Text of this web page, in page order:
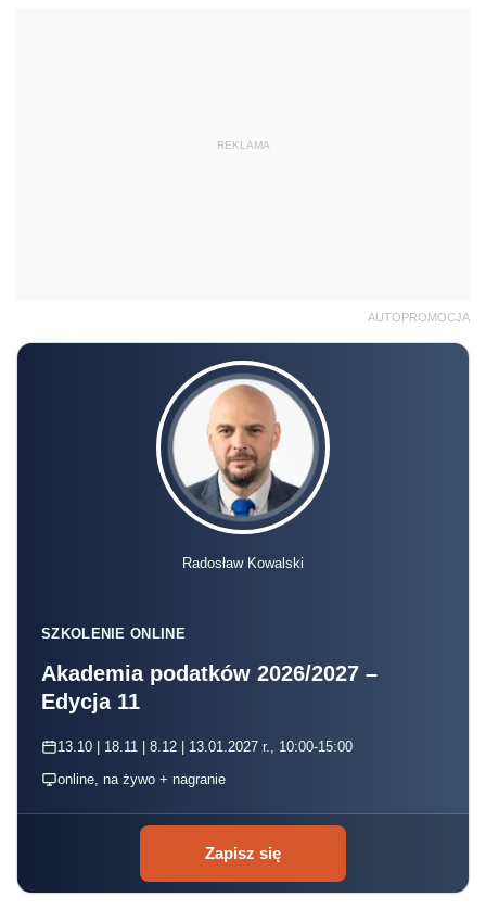
REKLAMA
AUTOPROMOCJA
Radosław Kowalski
SZKOLENIE ONLINE
Akademia podatków 2026/2027 –
Edycja 11
13.10 | 18.11 | 8.12 | 13.01.2027 r., 10:00-15:00
online, na żywo + nagranie
Zapisz się